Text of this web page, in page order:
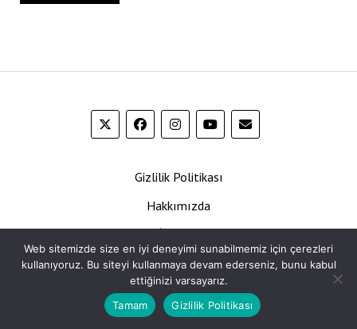
Gizlilik Politikası
Hakkımızda
Künye
Web sitemizde size en iyi deneyimi sunabilmemiz için çerezleri
kullanıyoruz. Bu siteyi kullanmaya devam ederseniz, bunu kabul
ettiğinizi varsayarız.
Tamam
Gizlilik Politikası